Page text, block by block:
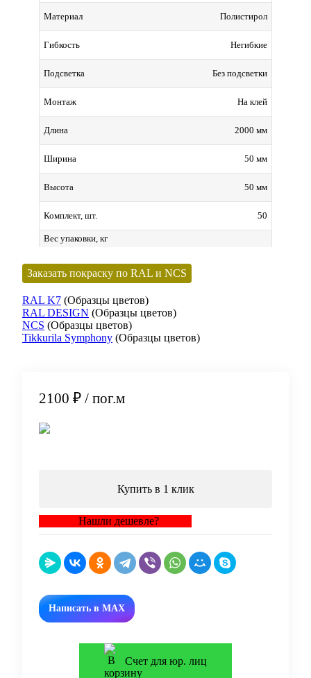
Материал Полистирол
Гибкость Негибкие
Подсветка Без подсветки
Монтаж На клей
Длина 2000 мм
Ширина 50 мм
Высота 50 мм
Комплект, шт. 50
Вес упаковки, кг
Заказать покраску по RAL и NCS
RAL K7 (Образцы цветов)
RAL DESIGN (Образцы цветов)
NCS (Образцы цветов)
Tikkurila Symphony (Образцы цветов)
2100 ₽ / пог.м
Купить в 1 клик
Нашли дешевле?
Написать в MAX
Счет для юр. лиц